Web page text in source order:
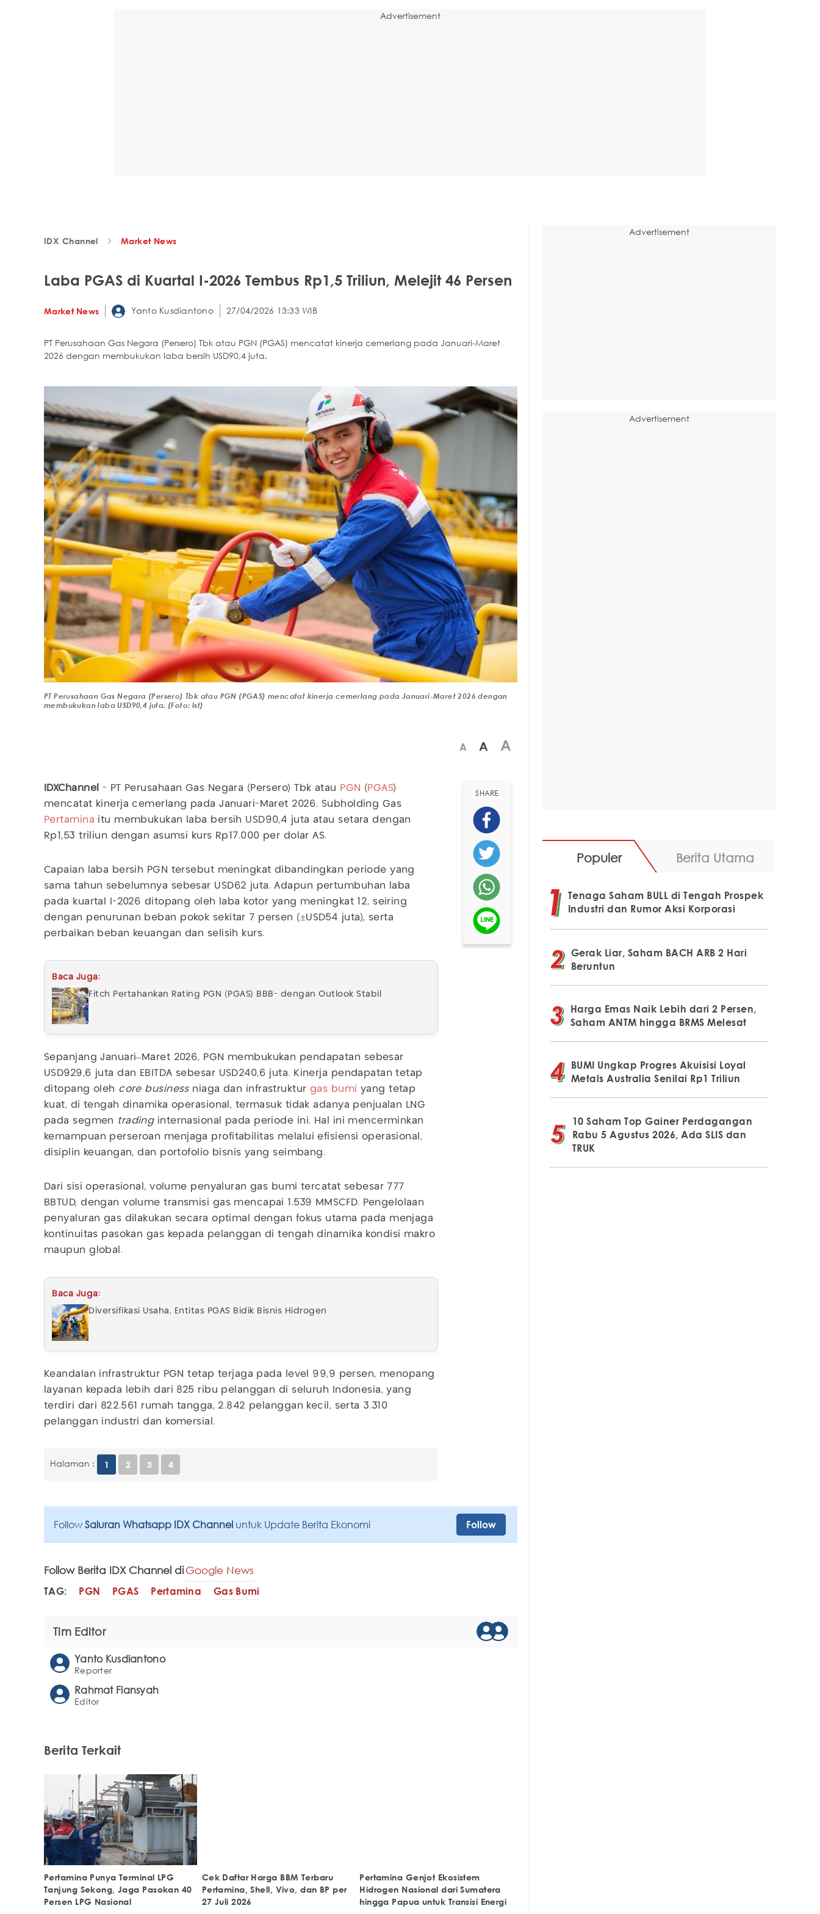
Advertisement
IDX Channel Market News
Laba PGAS di Kuartal I-2026 Tembus Rp1,5 Triliun, Melejit 46 Persen
Market News Yanto Kusdiantono 27/04/2026 13:33 WIB
PT Perusahaan Gas Negara (Persero) Tbk atau PGN (PGAS) mencatat kinerja cemerlang pada Januari-Maret
2026 dengan membukukan laba bersih USD90,4 juta.
PT Perusahaan Gas Negara (Persero) Tbk atau PGN (PGAS) mencatat kinerja cemerlang pada Januari-Maret 2026 dengan
membukukan laba USD90,4 juta. (Foto: Ist)
A A A
IDXChannel - PT Perusahaan Gas Negara (Persero) Tbk atau PGN ( PGAS)
mencatat kinerja cemerlang pada Januari-Maret 2026. Subholding Gas
Pertamina itu membukukan laba bersih USD90,4 juta atau setara dengan
Rp1,53 triliun dengan asumsi kurs Rp17.000 per dolar AS.
Capaian laba bersih PGN tersebut meningkat dibandingkan periode yang
sama tahun sebelumnya sebesar USD62 juta. Adapun pertumbuhan laba
pada kuartal I-2026 ditopang oleh laba kotor yang meningkat 12, seiring
dengan penurunan beban pokok sekitar 7 persen (±USD54 juta), serta
perbaikan beban keuangan dan selisih kurs.
Baca Juga:
Fitch Pertahankan Rating PGN (PGAS) BBB- dengan Outlook Stabil
Sepanjang Januari–Maret 2026, PGN membukukan pendapatan sebesar
USD929,6 juta dan EBITDA sebesar USD240,6 juta. Kinerja pendapatan tetap
ditopang oleh core businessniaga dan infrastruktur gas bumi yang tetap
kuat, di tengah dinamika operasional, termasuk tidak adanya penjualan LNG
pada segmen trading internasional pada periode ini. Hal ini mencerminkan
kemampuan perseroan menjaga profitabilitas melalui efisiensi operasional,
disiplin keuangan, dan portofolio bisnis yang seimbang.
Dari sisi operasional, volume penyaluran gas bumi tercatat sebesar 777
BBTUD, dengan volume transmisi gas mencapai 1.539 MMSCFD. Pengelolaan
penyaluran gas dilakukan secara optimal dengan fokus utama pada menjaga
kontinuitas pasokan gas kepada pelanggan di tengah dinamika kondisi makro
maupun global.
Baca Juga:
Diversifikasi Usaha, Entitas PGAS Bidik Bisnis Hidrogen
Keandalan infrastruktur PGN tetap terjaga pada level 99,9 persen, menopang
layanan kepada lebih dari 825 ribu pelanggan di seluruh Indonesia, yang
terdiri dari 822.561 rumah tangga, 2.842 pelanggan kecil, serta 3.310
pelanggan industri dan komersial.
Halaman : 1 2 3 4
SHARE
Follow Saluran Whatsapp IDX Channel untuk Update Berita Ekonomi Follow
Follow Berita IDX Channel diGoogle News
TAG: PGN PGAS Pertamina Gas Bumi
Tim Editor
Yanto Kusdiantono
Reporter
Rahmat Fiansyah
Editor
Berita Terkait
Pertamina Punya Terminal LPG
Tanjung Sekong, Jaga Pasokan 40
Persen LPG Nasional
Cek Daftar Harga BBM Terbaru
Pertamina, Shell, Vivo, dan BP per
27 Juli 2026
Pertamina Genjot Ekosistem
Hidrogen Nasional dari Sumatera
hingga Papua untuk Transisi Energi
Advertisement
Advertisement
Populer Berita Utama
Tenaga Saham BULL di Tengah Prospek
Industri dan Rumor Aksi Korporasi
Gerak Liar, Saham BACH ARB 2 Hari
Beruntun
Harga Emas Naik Lebih dari 2 Persen,
Saham ANTM hingga BRMS Melesat
BUMI Ungkap Progres Akuisisi Loyal
Metals Australia Senilai Rp1 Triliun
10 Saham Top Gainer Perdagangan
Rabu 5 Agustus 2026, Ada SLIS dan
TRUK